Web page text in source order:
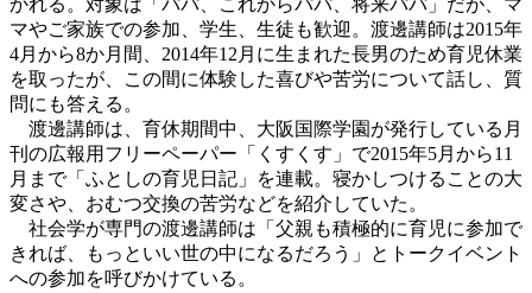
マやご家族での参加、学生、生徒も歓迎。渡邊講師は2015年
4月から8か月間、2014年12月に生まれた長男のため育児休業
を取ったが、この間に体験した喜びや苦労について話し、質
問にも答える。
渡邊講師は、育休期間中、大阪国際学園が発行している月
刊の広報用フリーペーパー「くすくす」で2015年5月から11
月まで「ふとしの育児日記」を連載。寝かしつけることの大
変さや、おむつ交換の苦労などを紹介していた。
社会学が専門の渡邊講師は「父親も積極的に育児に参加で
きれば、もっといい世の中になるだろう」とトークイベント
への参加を呼びかけている。